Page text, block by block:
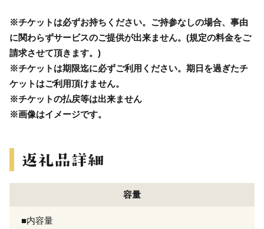
※チケットは必ずお持ちください。ご持参なしの場合、事由
に関わらずサービスのご提供が出来ません。(規定の料金をご
請求させて頂きます。)
※チケットは期限迄に必ずご利用ください。期日を過ぎたチ
ケットはご利用頂けません。
※チケットの払戻等は出来ません
※画像はイメージです。
容量
■内容量